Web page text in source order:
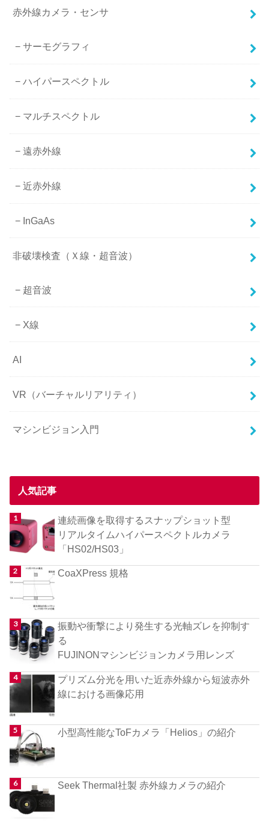
赤外線カメラ・センサ
サーモグラフィ
ハイパースペクトル
マルチスペクトル
遠赤外線
近赤外線
InGaAs
非破壊検査（Ｘ線・超音波）
超音波
X線
AI
VR（バーチャルリアリティ）
マシンビジョン入門
人気記事
連続画像を取得するスナップショット型
リアルタイムハイパースペクトルカメラ
「HS02/HS03」
CoaXPress 規格
振動や衝撃により発生する光軸ズレを抑制す
る
FUJINONマシンビジョンカメラ用レンズ
プリズム分光を用いた近赤外線から短波赤外
線における画像応用
小型高性能なToFカメラ「Helios」の紹介
Seek Thermal社製 赤外線カメラの紹介